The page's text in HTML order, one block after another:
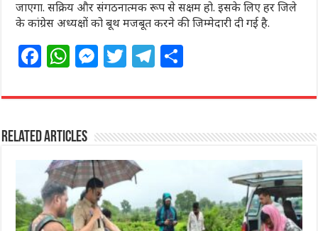
जाएगा. सक्रिय और संगठनात्मक रूप से सक्षम हो. इसके लिए हर जिले
के कांग्रेस अध्यक्षों को बूथ मजबूत करने की जिम्मेदारी दी गई है.
F
c
e
b
o
o
k
W
at
s
A
p
p
M
ss
n
g
e
r
T
itt
r
T
e
ra
ar
Related Articles